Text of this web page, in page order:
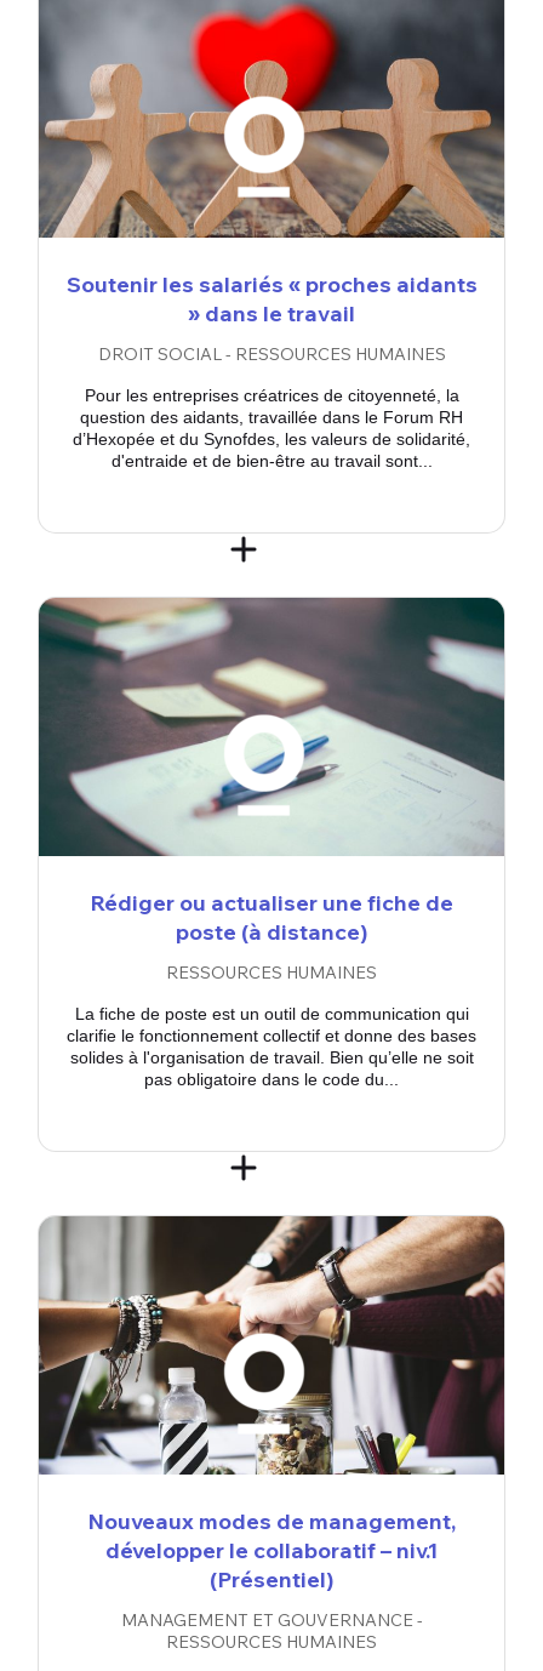
Soutenir les salariés « proches aidants
» dans le travail
DROIT SOCIAL - RESSOURCES HUMAINES
Pour les entreprises créatrices de citoyenneté, la
question des aidants, travaillée dans le Forum RH
d’Hexopée et du Synofdes, les valeurs de solidarité,
d'entraide et de bien-être au travail sont...
Rédiger ou actualiser une fiche de
poste (à distance)
RESSOURCES HUMAINES
La fiche de poste est un outil de communication qui
clarifie le fonctionnement collectif et donne des bases
solides à l'organisation de travail. Bien qu’elle ne soit
pas obligatoire dans le code du...
Nouveaux modes de management,
développer le collaboratif – niv.1
(Présentiel)
MANAGEMENT ET GOUVERNANCE -
RESSOURCES HUMAINES